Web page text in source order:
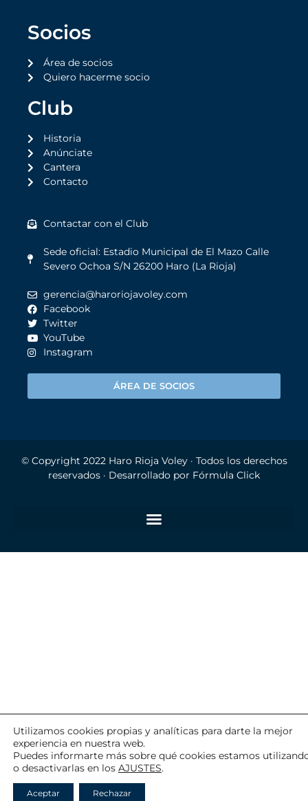
Socios
Área de socios
Quiero hacerme socio
Club
Historia
Anúnciate
Cantera
Contacto
Contactar con el Club
Sede oficial: Estadio Municipal de El Mazo Calle
Severo Ochoa S/N 26200 Haro (La Rioja)
gerencia@haroriojavoley.com
Facebook
Twitter
YouTube
Instagram
ÁREA DE SOCIOS
© Copyright 2022 Haro Rioja Voley· Todos los derechos
reservados · Desarrollado por Fórmula Click
Utilizamos cookies propias y analíticas para darte la mejor
experiencia en nuestra web.
Puedes informarte más sobre qué cookies estamos
o desactivarlas en los AJUSTES.
Aceptar Rechazar